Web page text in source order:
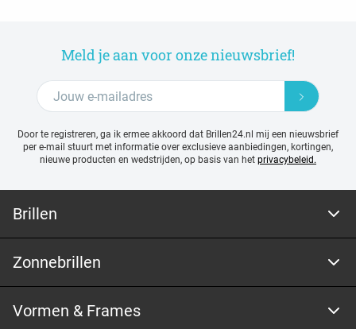
Meld je aan voor onze nieuwsbrief!
Door te registreren, ga ik ermee akkoord dat Brillen24.nl mij een nieuwsbrief
per e-mail stuurt met informatie over exclusieve aanbiedingen, kortingen,
nieuwe producten en wedstrijden, op basis van het privacybeleid.
Brillen
Zonnebrillen
Vormen & Frames